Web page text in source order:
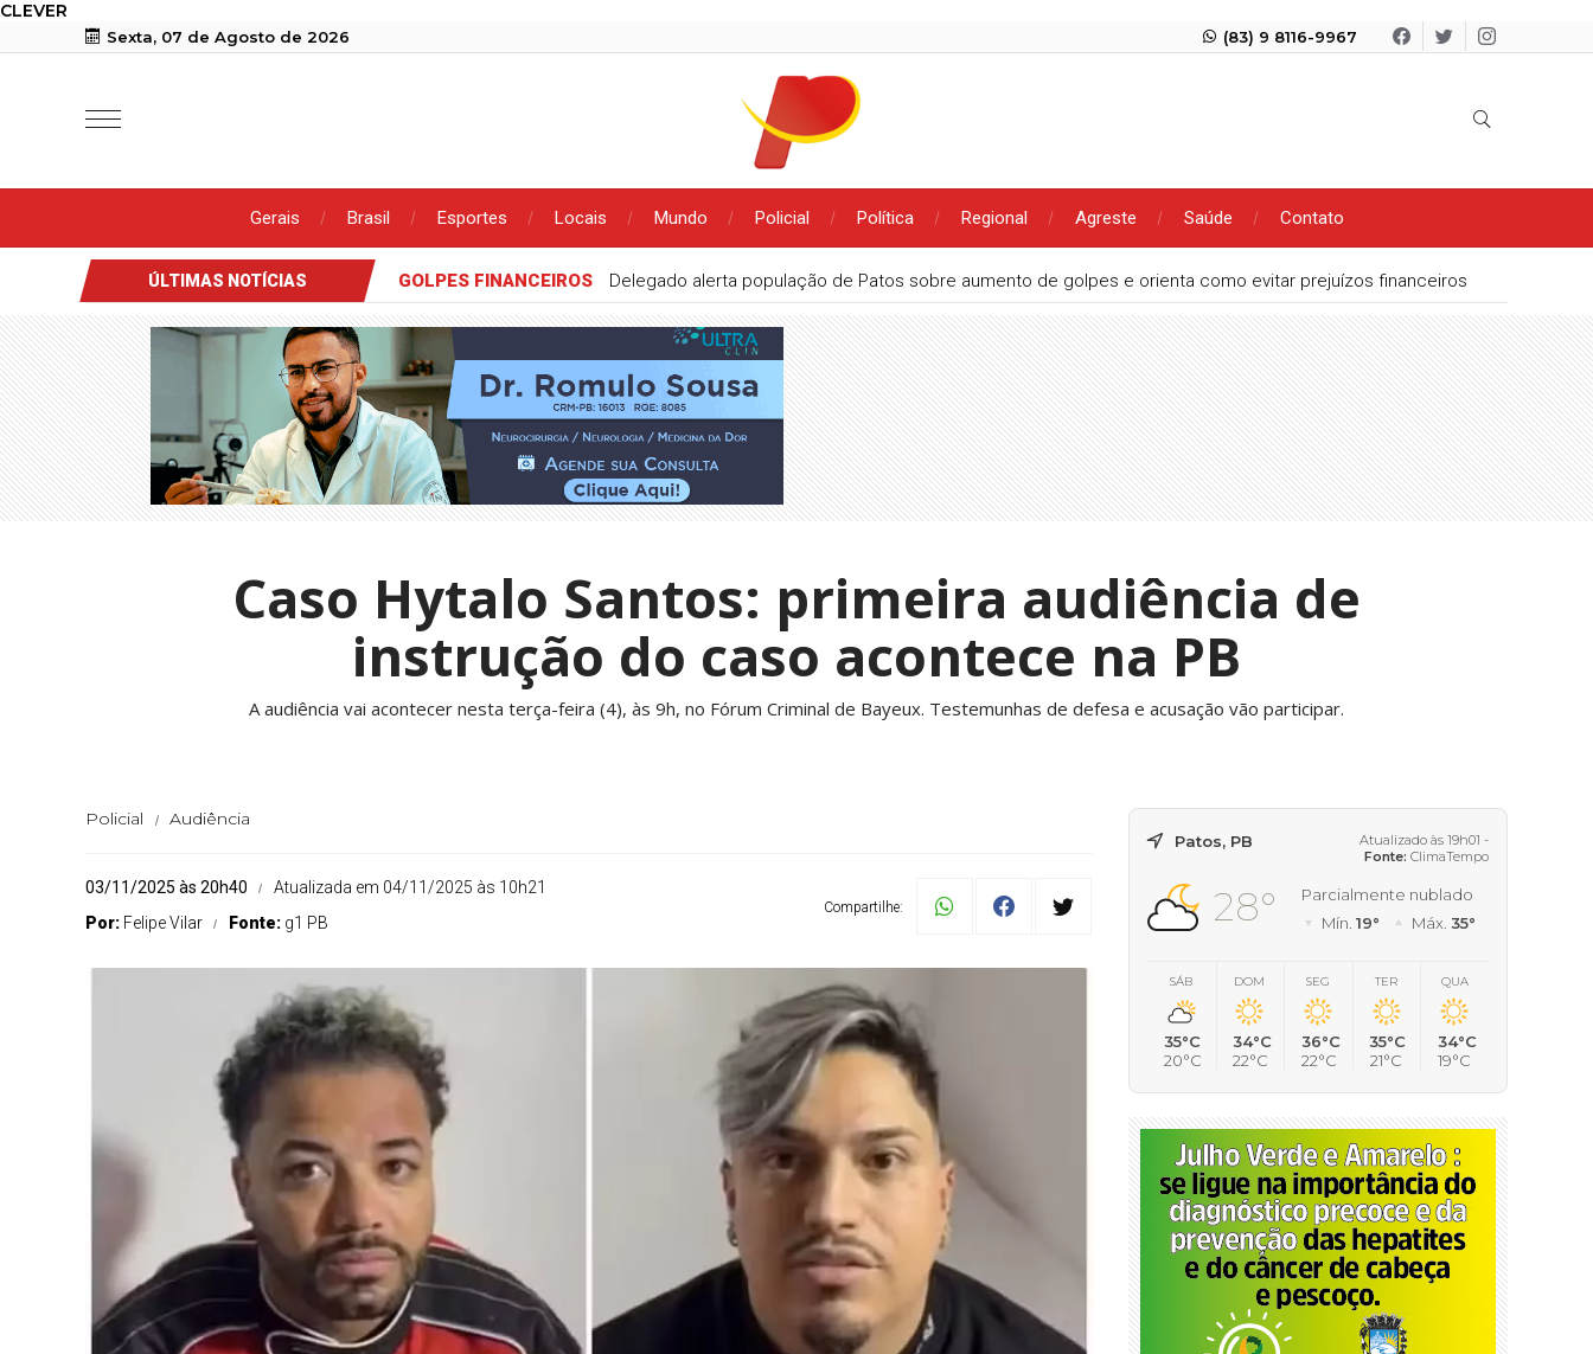
CLEVER
Sexta, 07 de Agosto de 2026 (83) 9 8116-9967
Gerais Brasil Esportes Locais Mundo Policial Política Regional Agreste Saúde Contato
ÚLTIMAS NOTÍCIAS GOLPES FINANCEIROS Delegado alerta população de Patos sobre aumento de golpes e orienta como evitar prejuízos financeiros
Caso Hytalo Santos: primeira audiência de
instrução do caso acontece na PB
A audiência vai acontecer nesta terça-feira (4), às 9h, no Fórum Criminal de Bayeux. Testemunhas de defesa e acusação vão participar.
Policial Audiência
03/11/2025 às 20h40
Atualizada em 04/11/2025 às 10h21
Por: Felipe Vilar Fonte: g1 PB
Compartilhe:
Patos, PB
Atualizado às 19h01 -
Fonte: ClimaTempo
28°
Parcialmente nublado
Mín. 19° Máx. 35°
SÁB
35°C
20°C
DOM
34°C
22°C
SEG
36°C
22°C
TER
35°C
21°C
QUA
34°C
19°C